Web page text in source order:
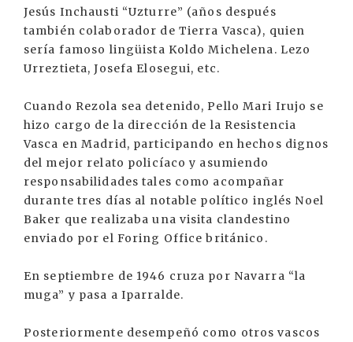
Jesús Inchausti “Uzturre” (años después
también colaborador de Tierra Vasca), quien
sería famoso lingüista Koldo Michelena. Lezo
Urreztieta, Josefa Elosegui, etc.
Cuando Rezola sea detenido, Pello Mari Irujo se
hizo cargo de la dirección de la Resistencia
Vasca en Madrid, participando en hechos dignos
del mejor relato policíaco y asumiendo
responsabilidades tales como acompañar
durante tres días al notable político inglés Noel
Baker que realizaba una visita clandestino
enviado por el Foring Office británico.
En septiembre de 1946 cruza por Navarra “la
muga” y pasa a Iparralde.
Posteriormente desempeñó como otros vascos